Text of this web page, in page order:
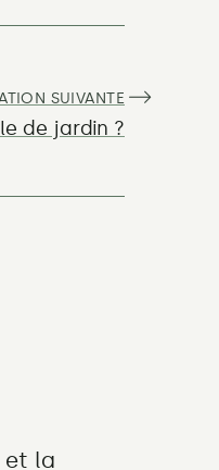
SUIVANTE
de jardin ?
et la